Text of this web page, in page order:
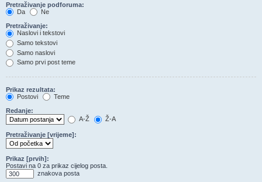
Pretraživanje podforuma:
Da
Ne
Pretraživanje:
Naslovi i tekstovi
Samo tekstovi
Samo naslovi
Samo prvi post teme
Prikaz rezultata:
Postovi
Teme
Redanje:
A-Ž
Ž-A
Pretraživanje [vrijeme]:
Prikaz [prvih]:
Postavi na 0 za prikaz cijelog posta.
znakova posta